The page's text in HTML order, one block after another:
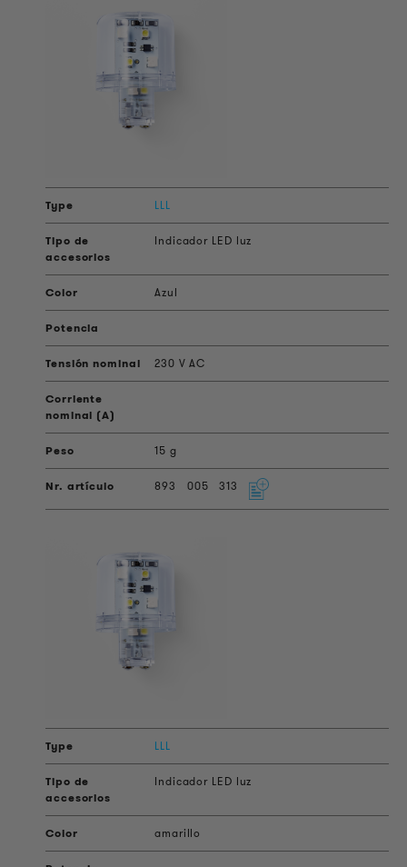
LLL
Indicador LED luz
Azul
230 V AC
15 g
893 005 313
LLL
Indicador LED luz
amarillo